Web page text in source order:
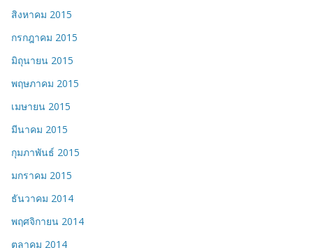
สิงหาคม 2015
กรกฎาคม 2015
มิถุนายน 2015
พฤษภาคม 2015
เมษายน 2015
มีนาคม 2015
กุมภาพันธ์ 2015
มกราคม 2015
ธันวาคม 2014
พฤศจิกายน 2014
ตุลาคม 2014